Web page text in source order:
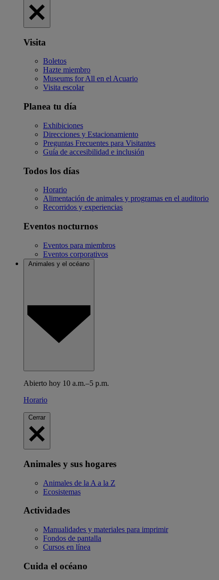
Visita
Boletos
Hazte miembro
Museums for All en el Acuario
Visita escolar
Planea tu día
Exhibiciones
Direcciones y Estacionamiento
Preguntas Frecuentes para Visitantes
Guía de accesibilidad e inclusión
Todos los días
Horario
Alimentación de animales y programas en el auditorio
Recorridos y experiencias
Eventos nocturnos
Eventos para miembros
Eventos corporativos
Animales y el océano
Abierto hoy 10 a.m.–5 p.m.
Horario
Cerrar
Animales y sus hogares
Animales de la A a la Z
Ecosistemas
Actividades
Manualidades y materiales para imprimir
Fondos de pantalla
Cursos en línea
Cuida el océano